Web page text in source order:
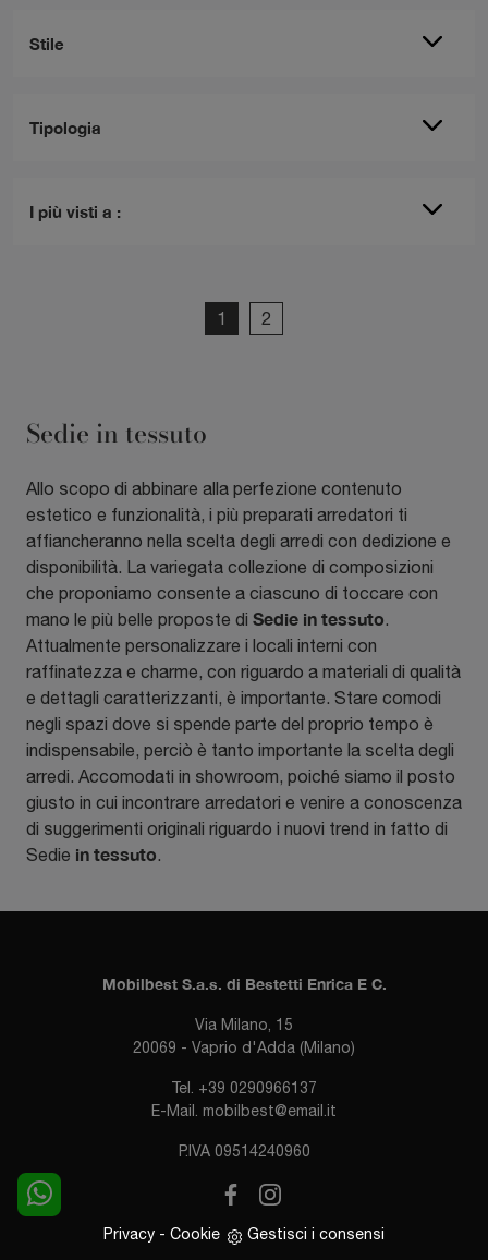
Stile
Tipologia
I più visti a :
1 2
Sedie in tessuto
Allo scopo di abbinare alla perfezione contenuto
estetico e funzionalità, i più preparati arredatori ti
affiancheranno nella scelta degli arredi con dedizione e
disponibilità. La variegata collezione di composizioni
che proponiamo consente a ciascuno di toccare con
mano le più belle proposte di Sedie in tessuto.
Attualmente personalizzare i locali interni con
raffinatezza e charme, con riguardo a materiali di qualità
e dettagli caratterizzanti, è importante. Stare comodi
negli spazi dove si spende parte del proprio tempo è
indispensabile, perciò è tanto importante la scelta degli
arredi. Accomodati in showroom, poiché siamo il posto
giusto in cui incontrare arredatori e venire a conoscenza
di suggerimenti originali riguardo i nuovi trend in fatto di
Sedie in tessuto.
Mobilbest S.a.s. di Bestetti Enrica E C.
Via Milano, 15
20069 - Vaprio d'Adda (Milano)
Tel. +39 0290966137
E-Mail. mobilbest@email.it
P.IVA 09514240960
Privacy - Cookie Gestisci i consensi